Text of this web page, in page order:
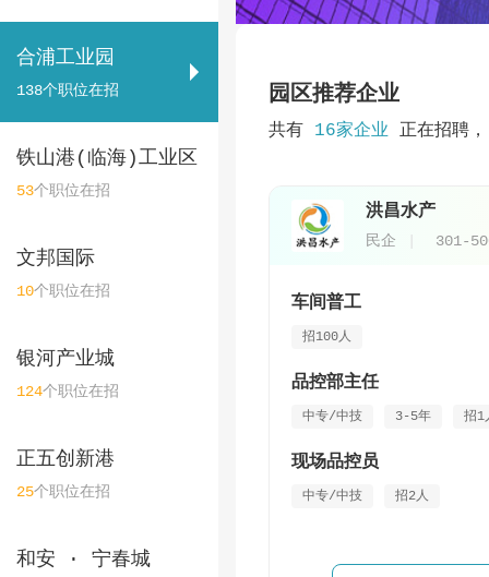
合浦工业园
138个职位在招
铁山港(临海)工业区
53个职位在招
文邦国际
10个职位在招
银河产业城
124个职位在招
正五创新港
25个职位在招
和安 · 宁春城
园区推荐企业
共有 16家企业 正在招聘，
洪昌水产
民企 301-
车间普工
招100人
品控部主任
中专/中技 3-5年 招1
现场品控员
中专/中技 招2人